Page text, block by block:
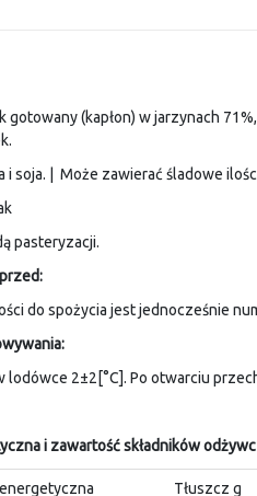
gotowany (kapłon) w jarzynach
i soja. | Może zawierać śladowe
pasteryzacji.
do spożycia jest jednocześnie
lodówce 2±2[°C]. Po otwarciu
i zawartość składników
Tłuszcz g